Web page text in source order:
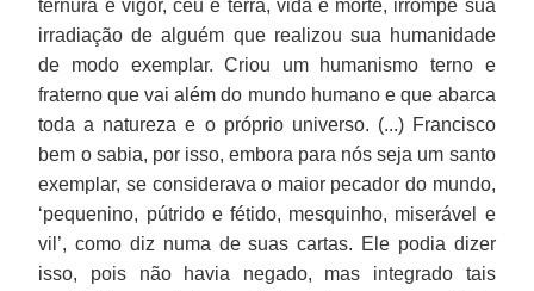
ternura e vigor, céu e terra, vida e morte, irrompe sua
irradiação de alguém que realizou sua humanidade
de modo exemplar. Criou um humanismo terno e
fraterno que vai além do mundo humano e que abarca
toda a natureza e o próprio universo. (...) Francisco
bem o sabia, por isso, embora para nós seja um santo
exemplar, se considerava o maior pecador do mundo,
‘pequenino, pútrido e fétido, mesquinho, miserável e
vil’, como diz numa de suas cartas. Ele podia dizer
isso, pois não havia negado, mas integrado tais